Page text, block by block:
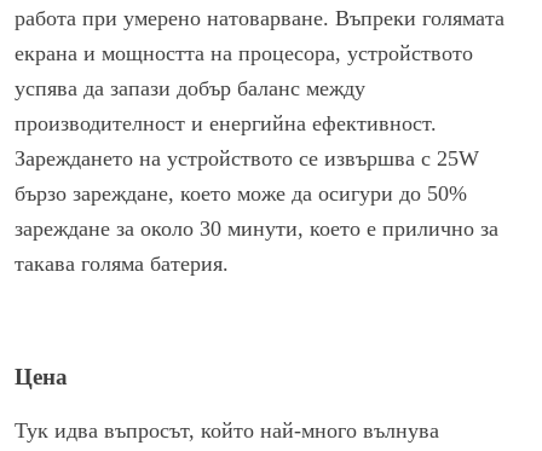
работа при умерено натоварване. Въпреки голямата
екрана и мощността на процесора, устройството
успява да запази добър баланс между
производителност и енергийна ефективност.
Зареждането на устройството се извършва с 25W
бързо зареждане, което може да осигури до 50%
зареждане за около 30 минути, което е прилично за
такава голяма батерия.
Цена
Тук идва въпросът, който най-много вълнува